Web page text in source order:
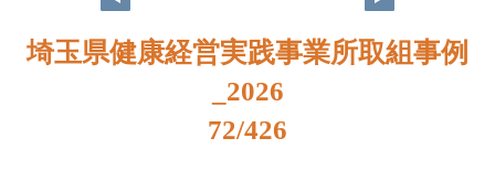
埼玉県健康経営実践事業所取組事例
_2026
72/426